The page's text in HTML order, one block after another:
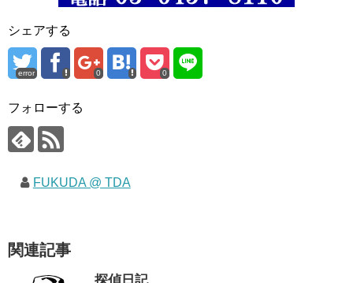
シェアする
error 0 0
フォローする
FUKUDA @ TDA
関連記事